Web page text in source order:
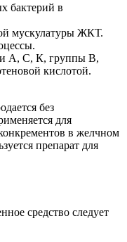
бактерий в
мускулатуры ЖКТ.
А, С, К, группы В,
кислотой.
без
для
в желчном
препарат для
средство следует